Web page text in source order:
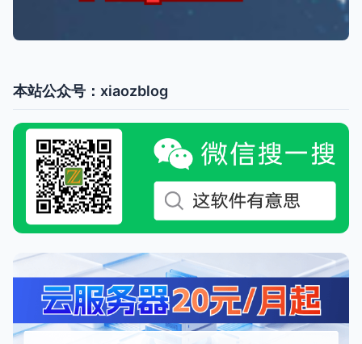
本站公众号：xiaozblog